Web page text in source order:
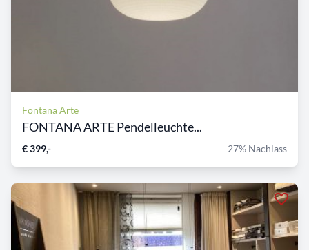
Fontana Arte
FONTANA ARTE Pendelleuchte...
€ 399,- 27% Nachlass